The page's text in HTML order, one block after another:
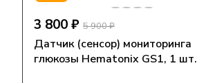
3 800 ₽ 5 900 ₽
Датчик (сенсор) мониторинга
глюкозы Hematonix GS1, 1 шт.